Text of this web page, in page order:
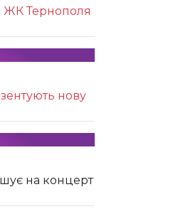
ЖК Тернополя
нову
на концерт